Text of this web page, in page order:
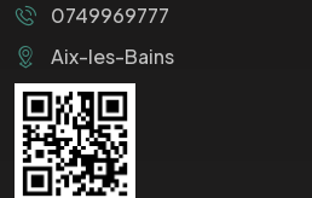
0749969777
Aix-les-Bains